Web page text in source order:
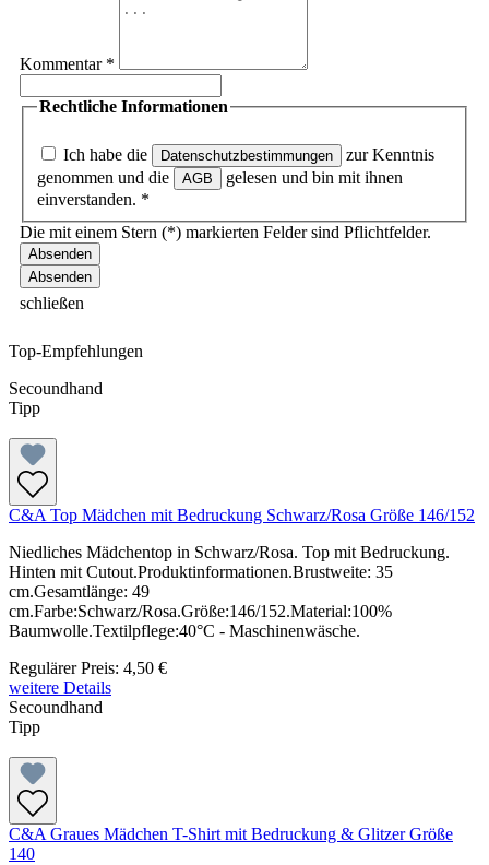
Kommentar *
Rechtliche Informationen
Ich habe die Datenschutzbestimmungen
zur Kenntnis
genommen und die
AGB
gelesen und bin mit ihnen
einverstanden. *
Die mit einem Stern (*) markierten Felder sind Pflichtfelder.
Absenden
schließen
Top-Empfehlungen
Secoundhand
Tipp
C&A Top Mädchen mit Bedruckung Schwarz/Rosa Größe 146/152
Niedliches Mädchentop in Schwarz/Rosa. Top mit Bedruckung.
Hinten mit Cutout.Produktinformationen.Brustweite: 35
cm.Gesamtlänge: 49
cm.Farbe:Schwarz/Rosa.Größe:146/152.Material:100%
Baumwolle.Textilpflege:40°C - Maschinenwäsche.
Regulärer Preis: 4,50 €
weitere Details
Secoundhand
Tipp
C&A Graues Mädchen T-Shirt mit Bedruckung & Glitzer Größe
140